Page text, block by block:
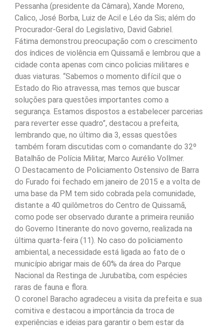
Pessanha (presidente da Câmara), Xande Moreno,
Calico, José Borba, Luiz de Acil e Léo da Sis; além do
Procurador-Geral do Legislativo, David Gabriel.
Fátima demonstrou preocupação com o crescimento
dos índices de violência em Quissamã e lembrou que a
cidade conta apenas com cinco policias militares e
duas viaturas. “Sabemos o momento difícil que o
Estado do Rio atravessa, mas temos que buscar
soluções para questões importantes como a
segurança. Estamos dispostos a estabelecer parcerias
para reverter esse quadro”, destacou a prefeita,
lembrando que, no último dia 3, essas questões
também foram discutidas com o comandante do 32º
Batalhão de Polícia Militar, Marco Aurélio Vollmer.
O Destacamento de Policiamento Ostensivo de Barra
do Furado foi fechado em janeiro de 2015 e a volta de
uma base da PM tem sido cobrada pela comunidade,
distante a 40 quilômetros do Centro de Quissamã,
como pode ser observado durante a primeira reunião
do Governo Itinerante do novo governo, realizada na
última quarta-feira (11). No caso do policiamento
ambiental, a necessidade está ligada ao fato de o
município abrigar mais de 60% da área do Parque
Nacional da Restinga de Jurubatiba, com espécies
raras de fauna e flora.
O coronel Baracho agradeceu a visita da prefeita e sua
comitiva e destacou a importância da troca de
experiências e ideias para garantir o bem estar da